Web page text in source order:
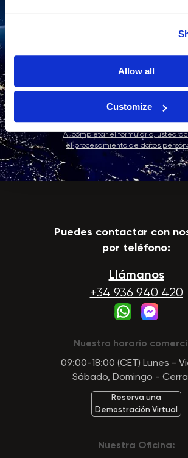
Allow all
Customize
Al completar el formulario, usted
el procesamiento de datos
Llámanos
+34 936 940 420
Puedes contactar con
por teléfono:
Nuestro horario
09:00-18:00 (CET) Lunes -
Sábado, Domingo -
Nuestra Oficina:
Reserva una
Demostración Virtual